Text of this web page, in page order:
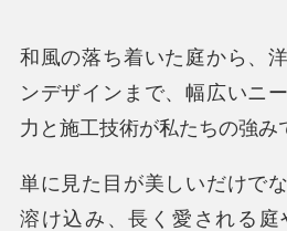
和風の落ち着いた庭から、
ンデザインまで、幅広いニ
力と施工技術が私たちの強み
単に見た目が美しいだけで
溶け込み、長く愛される庭